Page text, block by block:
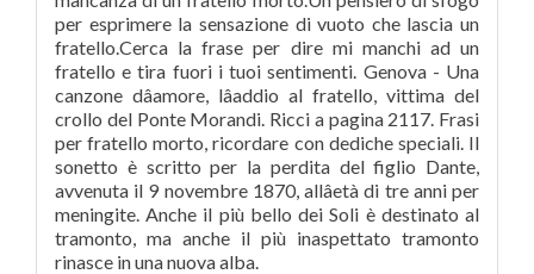
per esprimere la sensazione di vuoto che lascia un
fratello.Cerca la frase per dire mi manchi ad un
fratello e tira fuori i tuoi sentimenti. Genova - Una
canzone dâamore, lâaddio al fratello, vittima del
crollo del Ponte Morandi. Ricci a pagina 2117. Frasi
per fratello morto, ricordare con dediche speciali. Il
sonetto è scritto per la perdita del figlio Dante,
avvenuta il 9 novembre 1870, allâetà di tre anni per
meningite. Anche il più bello dei Soli è destinato al
tramonto, ma anche il più inaspettato tramonto
rinasce in una nuova alba.